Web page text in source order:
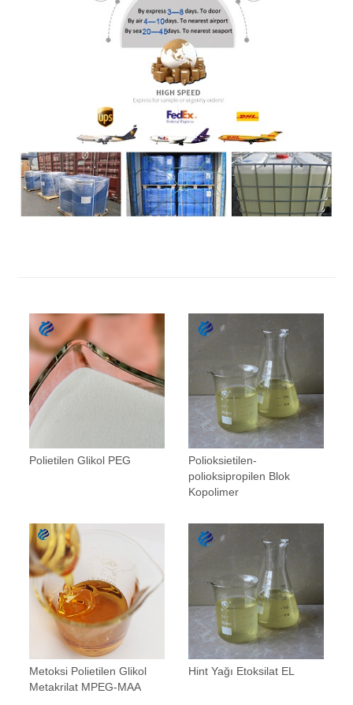
Polietilen Glikol PEG
Polioksietilen-
polioksipropilen Blok
Kopolimer
Metoksi Polietilen Glikol
Metakrilat MPEG-MAA
Hint Yağı Etoksilat EL